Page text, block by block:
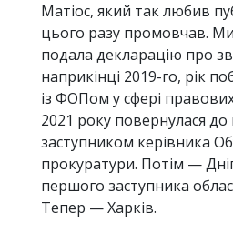
Матіос, який так любив
цього разу промовчав.
подала декларацію про
наприкінці 2019-го, рік
із ФОПом у сфері
2021 року повернулася
заступником керівника
прокуратури. Потім —
першого заступника
Тепер — Харків.